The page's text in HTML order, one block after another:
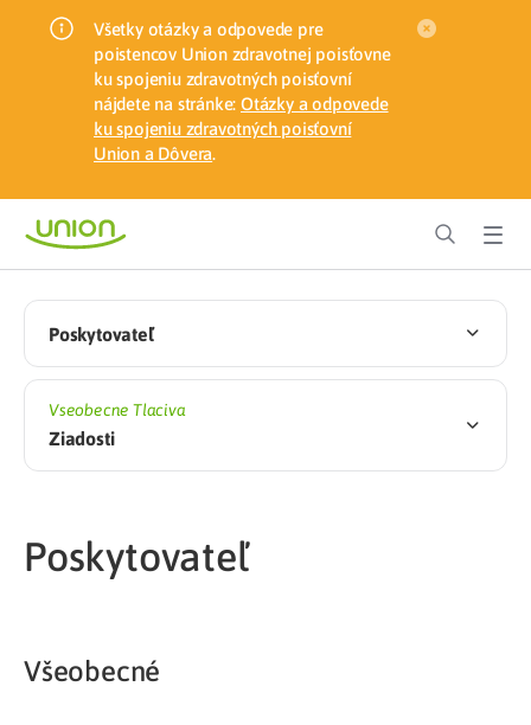
Všetky otázky a odpovede pre
poistencov Union zdravotnej poisťovne
ku spojeniu zdravotných poisťovní
nájdete na stránke: Otázky a odpovede
ku spojeniu zdravotných poisťovní
Union a Dôvera.
Poskytovateľ
Vseobecne Tlaciva
Ziadosti
Poskytovateľ
Všeobecné